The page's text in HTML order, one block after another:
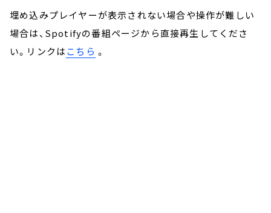
埋め込みプレイヤーが表示されない場合や操作が難しい
場合は、Spotifyの番組ページから直接再生してくださ
い。リンクはこちら 。